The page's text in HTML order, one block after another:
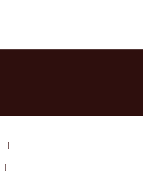
|
|